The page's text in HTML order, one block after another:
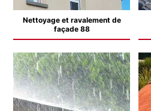
Nettoyage et ravalement de
façade 88